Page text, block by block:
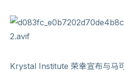
Krystal Institute 荣幸宣布与马